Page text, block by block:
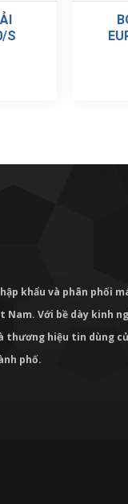
S
khẩu và phân phối
Với bề dày kinh
thương hiệu tin dùng
phố.